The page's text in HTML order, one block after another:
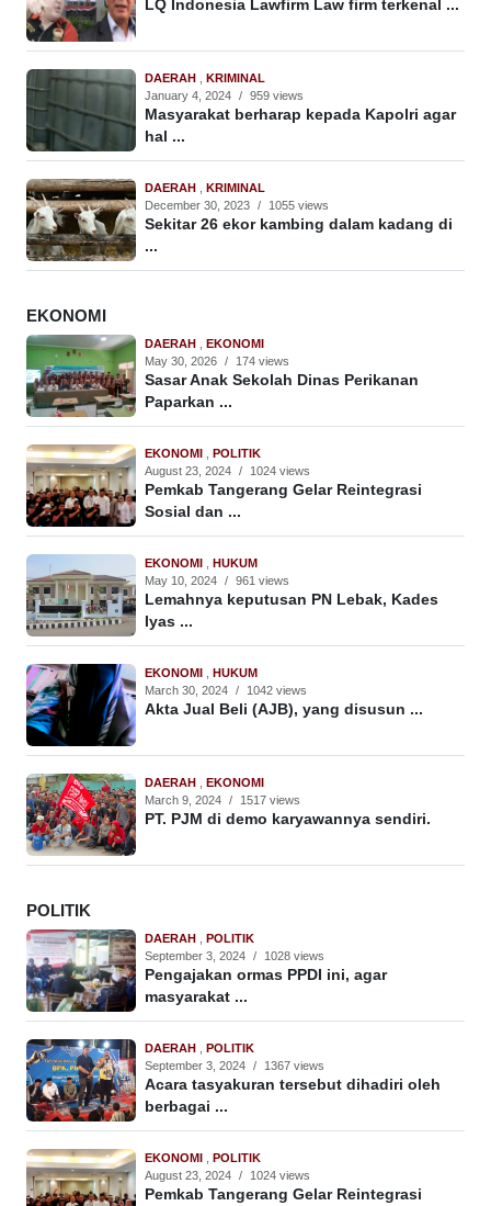
LQ Indonesia Lawfirm Law firm terkenal ...
DAERAH
KRIMINAL
January 4, 2024 / 959 views
Masyarakat berharap kepada Kapolri agar
hal ...
DAERAH
KRIMINAL
December 30, 2023 / 1055 views
Sekitar 26 ekor kambing dalam kadang di
...
EKONOMI
DAERAH
EKONOMI
May 30, 2026 / 174 views
Sasar Anak Sekolah Dinas Perikanan
Paparkan ...
EKONOMI
POLITIK
August 23, 2024 / 1024 views
Pemkab Tangerang Gelar Reintegrasi
Sosial dan ...
EKONOMI
HUKUM
May 10, 2024 / 961 views
Lemahnya keputusan PN Lebak, Kades
Iyas ...
EKONOMI
HUKUM
March 30, 2024 / 1042 views
Akta Jual Beli (AJB), yang disusun ...
DAERAH
EKONOMI
March 9, 2024 / 1517 views
PT. PJM di demo karyawannya sendiri.
POLITIK
DAERAH
POLITIK
September 3, 2024 / 1028 views
Pengajakan ormas PPDI ini, agar
masyarakat ...
DAERAH
POLITIK
September 3, 2024 / 1367 views
Acara tasyakuran tersebut dihadiri oleh
berbagai ...
EKONOMI
POLITIK
August 23, 2024 / 1024 views
Pemkab Tangerang Gelar Reintegrasi